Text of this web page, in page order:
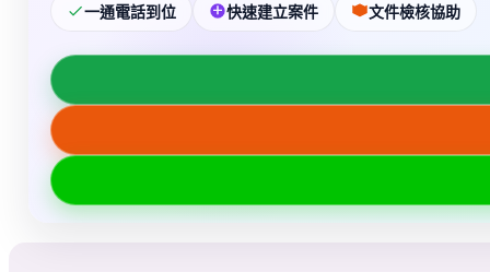
一通電話到位 快速建立案件 文件檢核協助